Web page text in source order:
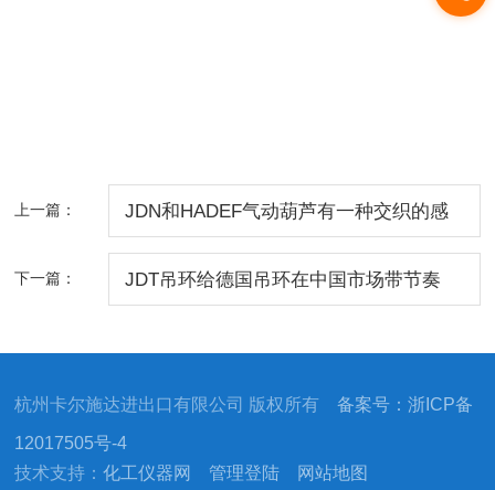
上一篇： JDN和HADEF气动葫芦有一种交织的感
下一篇： JDT吊环给德国吊环在中国市场带节奏
杭州卡尔施达进出口有限公司 版权所有备案号：浙ICP备
12017505号-4
技术支持：化工仪器网 管理登陆 网站地图